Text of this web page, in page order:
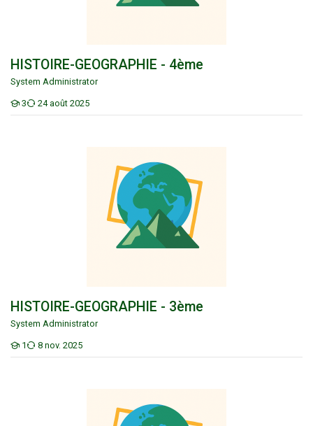
HISTOIRE-GEOGRAPHIE - 4ème
System Administrator
3
Étudiants
24 août 2025
HISTOIRE-GEOGRAPHIE - 3ème
System Administrator
1
Étudiants
8 nov. 2025